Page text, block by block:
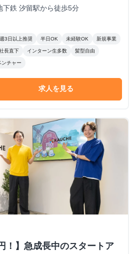
下鉄 汐留駅から徒歩5分
週3日以上推奨 半日OK 未経験OK 新規事業
長直下 インターン生多数 髪型自由
ンチャー
求人を見る
！】急成長中のスタートア